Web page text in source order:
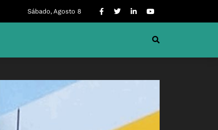
Sábado, Agosto 8